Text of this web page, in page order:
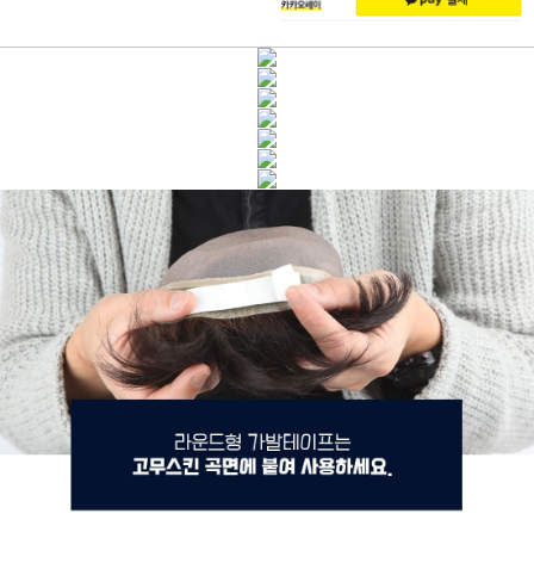
문 송